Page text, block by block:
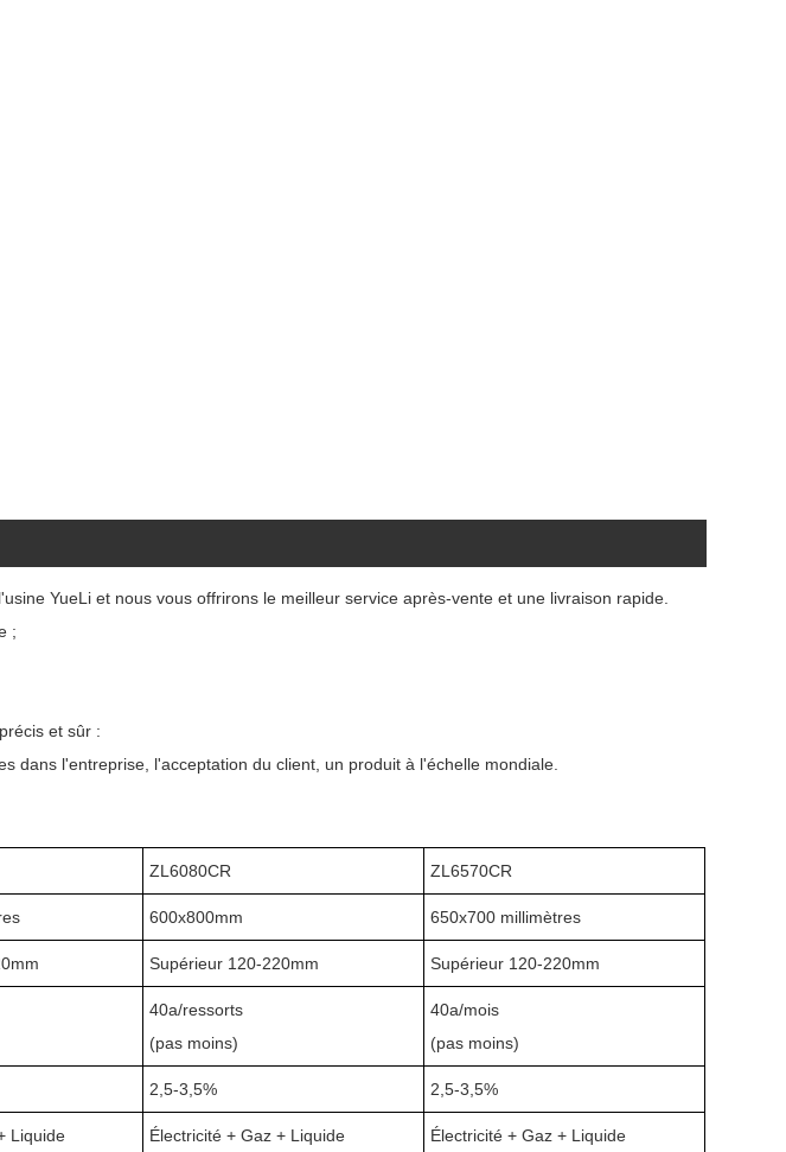
YueLi et nous vous offrirons le meilleur service après-vente et une livraison rapide.
;
et sûr :
dans l'entreprise, l'acceptation du client, un produit à l'échelle mondiale.
ZL6080CR ZL6570CR
600x800mm 650x700 millimètres
Supérieur 120-220mm Supérieur 120-220mm
40a/ressorts
(pas moins)
40a/mois
(pas moins)
2,5-3,5% 2,5-3,5%
Liquide Électricité + Gaz + Liquide Électricité + Gaz + Liquide